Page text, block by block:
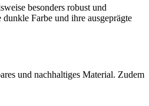
besonders robust und
Farbe und ihre ausgeprägte
und nachhaltiges Material. Zudem